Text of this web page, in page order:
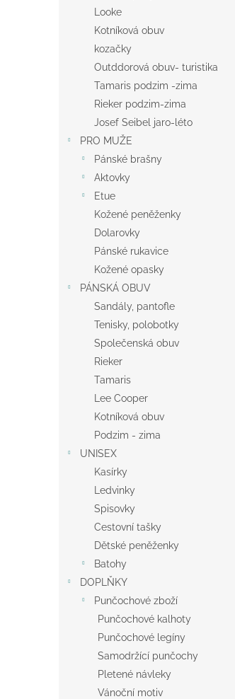
Looke
Kotníková obuv
kozačky
Outddorová obuv- turistika
Tamaris podzim -zima
Rieker podzim-zima
Josef Seibel jaro-léto
PRO MUŽE
Pánské brašny
Aktovky
Etue
Kožené peněženky
Dolarovky
Pánské rukavice
Kožené opasky
PÁNSKÁ OBUV
Sandály, pantofle
Tenisky, polobotky
Společenská obuv
Rieker
Tamaris
Lee Cooper
Kotníková obuv
Podzim - zima
UNISEX
Kasírky
Ledvinky
Spisovky
Cestovní tašky
Dětské peněženky
Batohy
DOPLŇKY
Punčochové zboží
Punčochové kalhoty
Punčochové legíny
Samodržící punčochy
Pletené návleky
Vánoční motiv